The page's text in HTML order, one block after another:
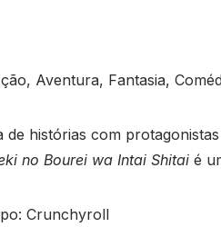
Aventura, Fantasia,
de histórias com
no Bourei wa Intai Shitai é
Crunchyroll